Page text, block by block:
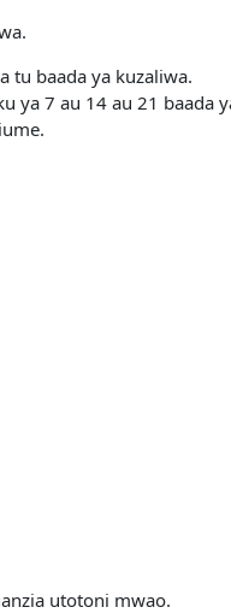
tu baada ya kuzaliwa.
7 au 14 au 21 baada
utotoni mwao.